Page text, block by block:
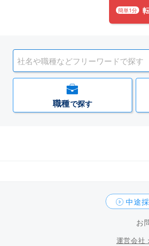
簡単1分
職種で探す
中途
お
運営会社